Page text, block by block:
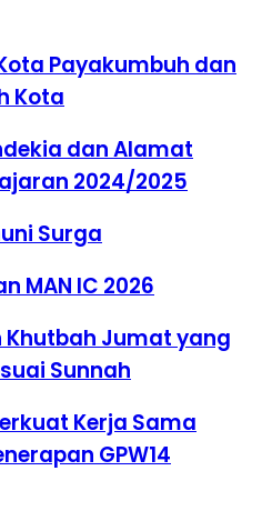
Payakumbuh dan
Kota
dan Alamat
2024/2025
Surga
MAN IC 2026
Khutbah Jumat yang
Sunnah
Kerja Sama
GPW14